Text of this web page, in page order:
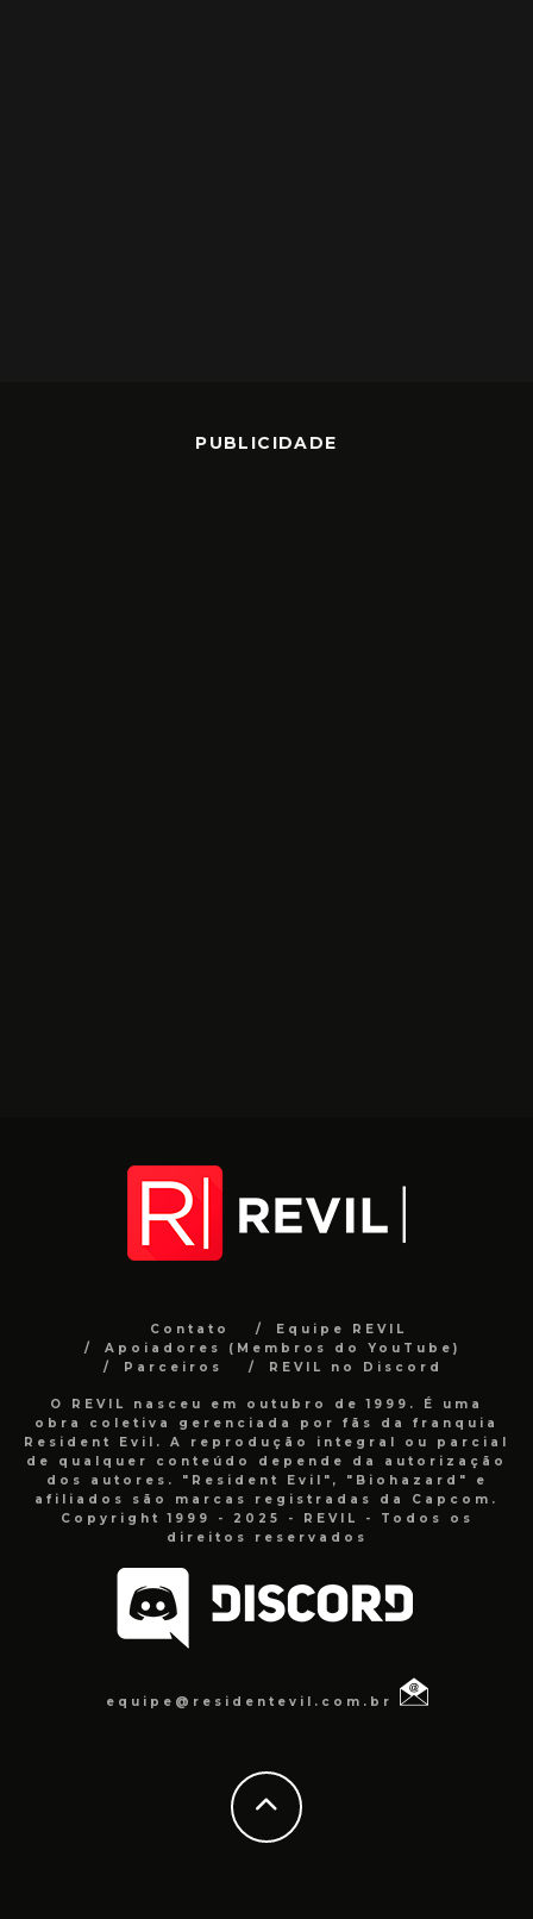
PUBLICIDADE
Contato
Equipe REVIL
Apoiadores (Membros do YouTube)
Parceiros
REVIL no Discord
O REVIL nasceu em outubro de 1999. É uma
obra coletiva gerenciada por fãs da franquia
Resident Evil. A reprodução integral ou parcial
de qualquer conteúdo depende da autorização
dos autores. "Resident Evil", "Biohazard" e
afiliados são marcas registradas da Capcom.
Copyright 1999 - 2025 - REVIL - Todos os
direitos reservados
equipe@residentevil.com.br